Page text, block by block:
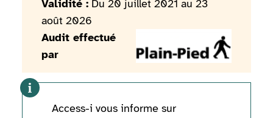
Validité : Du 20 juillet 2021 au 23
août 2026
Audit effectué
par
Access-i vous informe sur